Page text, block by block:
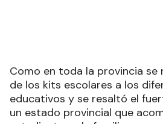
Como en toda la provincia se
de los kits escolares a los
educativos y se resaltó el
un estado provincial que